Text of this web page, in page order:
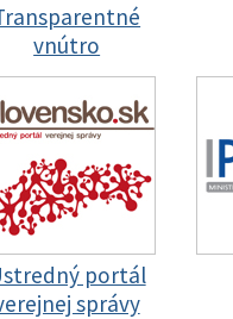
vnútro
portál
správy